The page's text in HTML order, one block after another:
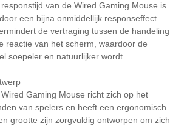
van de Wired Gaming Mouse is
een bijna onmiddellijk responseffect
de vertraging tussen de handeling
reactie van het scherm, waardoor de
soepeler en natuurlijker wordt.
Gaming Mouse richt zich op het
van spelers en heeft een ergonomisch
grootte zijn zorgvuldig ontworpen om zich